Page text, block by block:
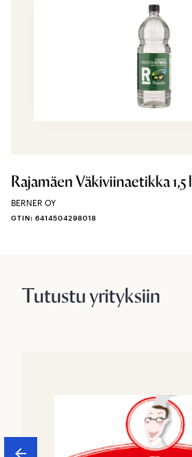
Rajamäen Väkiviinaetikka 1,5 l
BERNER OY
GTIN: 6414504298018
Tutustu yrityksiin